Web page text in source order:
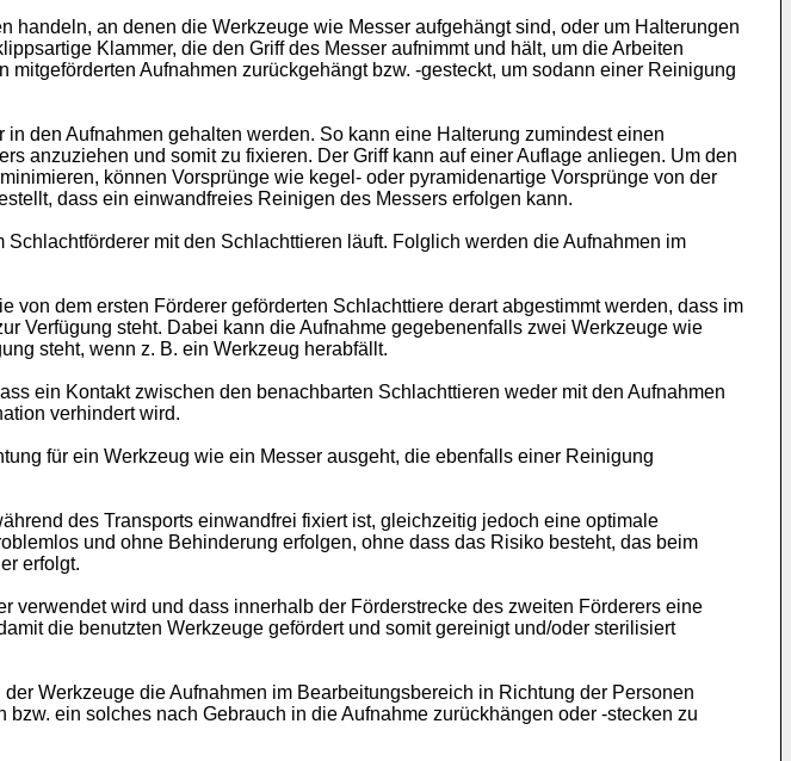
an denen die Werkzeuge wie Messer aufgehängt sind, oder um Halterungen
Klammer, die den Griff des Messer aufnimmt und hält, um die Arbeiten
Aufnahmen zurückgehängt bzw. -gesteckt, um sodann einer Reinigung
den Aufnahmen gehalten werden. So kann eine Halterung zumindest einen
anzuziehen und somit zu fixieren. Der Griff kann auf einer Auflage anliegen. Um den
können Vorsprünge wie kegel- oder pyramidenartige Vorsprünge von der
dass ein einwandfreies Reinigen des Messers erfolgen kann.
mit den Schlachttieren läuft. Folglich werden die Aufnahmen im
dem ersten Förderer geförderten Schlachttiere derart abgestimmt werden, dass im
Verfügung steht. Dabei kann die Aufnahme gegebenenfalls zwei Werkzeuge wie
steht, wenn z. B. ein Werkzeug herabfällt.
ein Kontakt zwischen den benachbarten Schlachttieren weder mit den Aufnahmen
verhindert wird.
für ein Werkzeug wie ein Messer ausgeht, die ebenfalls einer Reinigung
des Transports einwandfrei fixiert ist, gleichzeitig jedoch eine optimale
und ohne Behinderung erfolgen, ohne dass das Risiko besteht, das beim
erfolgt.
verwendet wird und dass innerhalb der Förderstrecke des zweiten Förderers eine
die benutzten Werkzeuge gefördert und somit gereinigt und/oder sterilisiert
Werkzeuge die Aufnahmen im Bearbeitungsbereich in Richtung der Personen
ein solches nach Gebrauch in die Aufnahme zurückhängen oder -stecken zu